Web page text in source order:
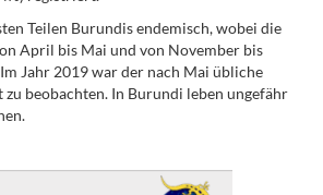
Teilen Burundis endemisch, wobei die
April bis Mai und von November bis
Jahr 2019 war der nach Mai übliche
zu beobachten. In Burundi leben ungefähr